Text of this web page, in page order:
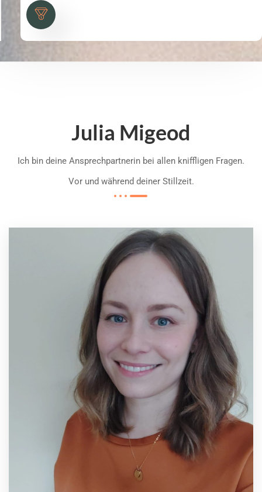
Julia Migeod
Ich bin deine Ansprechpartnerin bei allen kniffligen Fragen.
Vor und während deiner Stillzeit.